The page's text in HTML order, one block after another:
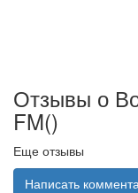
Отзывы о
FM()
Еще отзывы
Написать